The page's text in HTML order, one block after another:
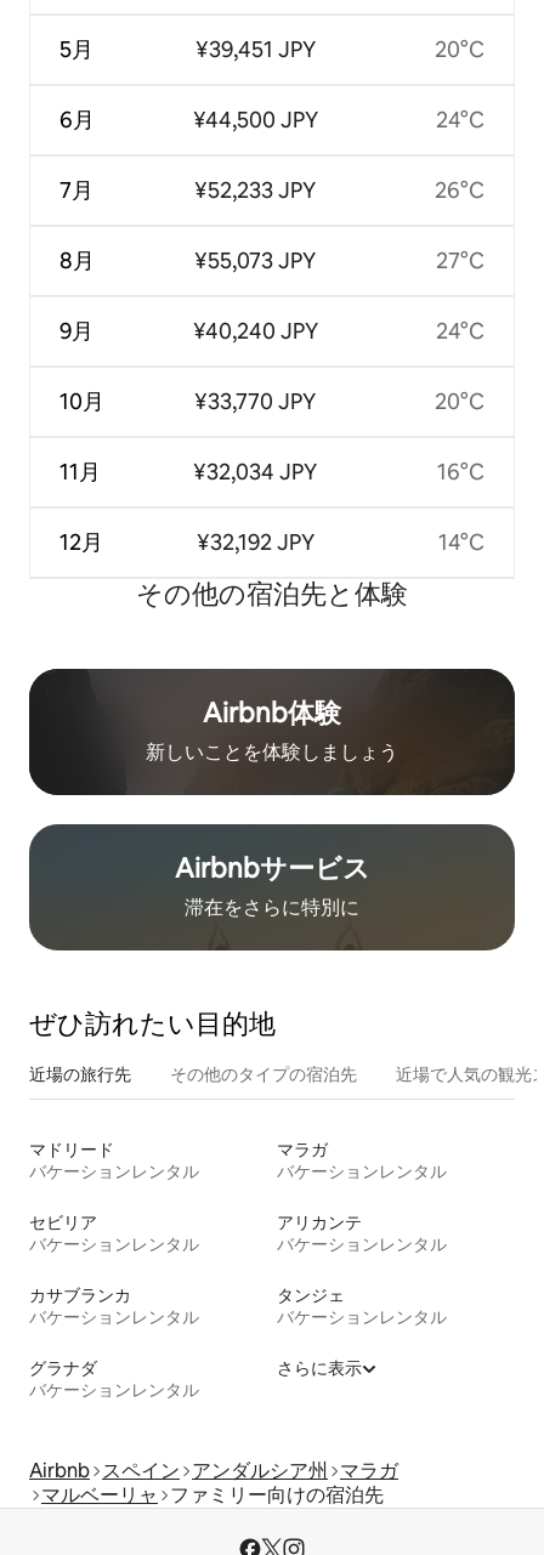
5月
6月
7月
8月
9月
10月
11月
12月
¥39,451 JPY
¥44,500 JPY
¥52,233 JPY
¥55,073 JPY
¥40,240 JPY
¥33,770 JPY
¥32,034 JPY
¥32,192 JPY
20°C
24°C
26°C
27°C
24°C
20°C
16°C
14°C
その他の宿⁠泊⁠先と体⁠験
Airbnb体験
新しいことを体験しましょう
Airbnb⁠サ⁠ー⁠ビ⁠ス
滞在をさ⁠ら⁠に特⁠別⁠に
ぜひ訪⁠れ⁠た⁠い目⁠的⁠地
近場の旅行先 その他のタ⁠イ⁠プ⁠の宿⁠泊⁠先 近場で人気の観光
マドリード
バケーションレンタル
マラガ
バケーションレンタル
セビリア
バケーションレンタル
アリカンテ
バケーションレンタル
カサブランカ
バケーションレンタル
タンジェ
バケーションレンタル
グラナダ
バケーションレンタル
さらに表示
Airbnb スペイン アンダルシア州
マラガ
マルベーリャ
ファミリー向けの宿泊先